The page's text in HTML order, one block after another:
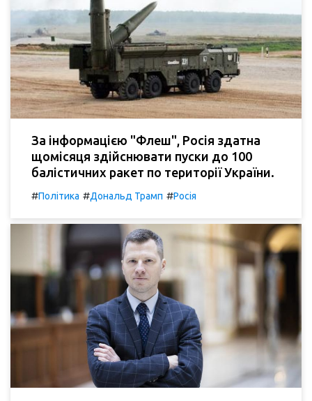
За інформацією "Флеш", Росія здатна
щомісяця здійснювати пуски до 100
балістичних ракет по території України.
#Політика #Дональд Трамп #Росія